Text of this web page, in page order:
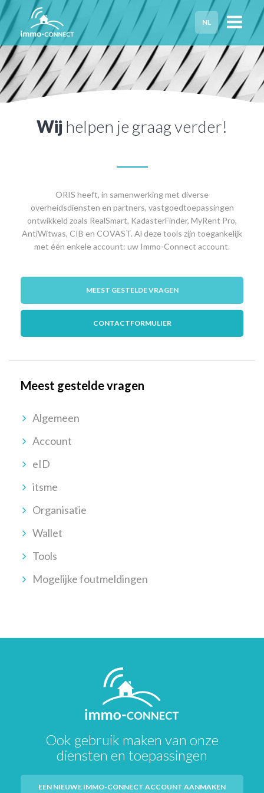
NL
HOME
PRIVACY
Wij helpen je graag verder!
ORIS heeft, in samenwerking met diverse
overheidsdiensten en partners, vastgoedtoepassingen
ontwikkeld zoals RealSmart, KadasterFinder, MyRent Pro,
AntiWitwas, CIB en COVAST. Al deze tools zijn toegankelijk
met één enkele account: uw Immo-Connect account.
MEEST GESTELDE VRAGEN
CONTACTFORMULIER
Meest gestelde vragen
Algemeen
Account
eID
itsme
Organisatie
Wallet
Tools
Mogelijke foutmeldingen
Ook gebruik maken van onze
diensten en toepassingen
EEN NIEUWE IMMO-CONNECT ACCOUNT AANMAKEN